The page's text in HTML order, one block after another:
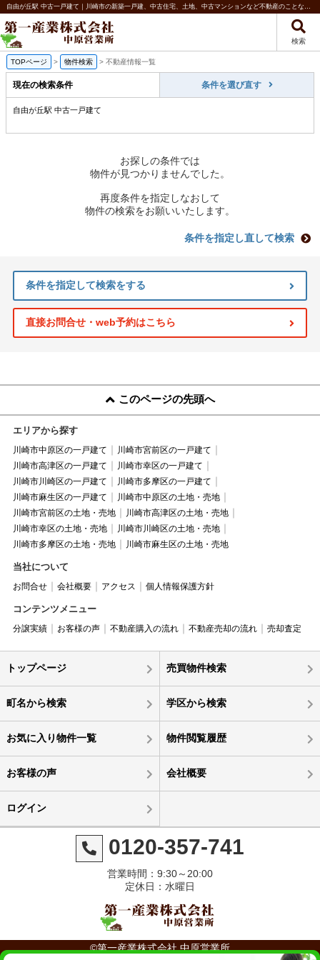
自由が丘駅 中古一戸建て｜川崎市の新築一戸建、中古住宅、土地、中古マンションなど不動産のことなら第一産業株式会社 中原営業所
検索
TOPページ > 物件検索 > 不動産情報一覧
現在の検索条件 条件を選び直す
自由が丘駅 中古一戸建て
お探しの条件では
物件が見つかりませんでした。
再度条件を指定しなおして
物件の検索をお願いいたします。
条件を指定し直して検索
条件を指定して検索をする
直接お問合せ・web予約はこちら
このページの先頭へ
エリアから探す
川崎市中原区の一戸建て
川崎市宮前区の一戸建て
川崎市高津区の一戸建て
川崎市幸区の一戸建て
川崎市川崎区の一戸建て
川崎市多摩区の一戸建て
川崎市麻生区の一戸建て
川崎市中原区の土地・売地
川崎市宮前区の土地・売地
川崎市高津区の土地・売地
川崎市幸区の土地・売地
川崎市川崎区の土地・売地
川崎市多摩区の土地・売地
川崎市麻生区の土地・売地
当社について
お問合せ 会社概要 アクセス 個人情報保護方針
コンテンツメニュー
分譲実績 お客様の声 不動産購入の流れ 不動産売却の流れ 売却査定
トップページ 売買物件検索
町名から検索 学区から検索
お気に入り物件一覧 物件閲覧履歴
お客様の声 会社概要
ログイン
0120-357-741
営業時間：9:30～20:00
定休日：水曜日
©第一産業株式会社 中原営業所